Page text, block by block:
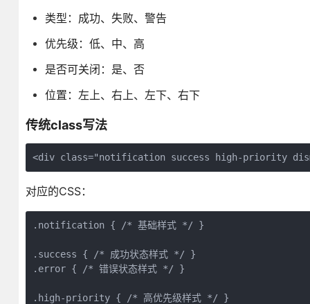
类型：成功、失败、警告
优先级：低、中、高
是否可关闭：是、否
位置：左上、右上、左下、右下
传统class写法
<div class="notification success high-priority
对应的CSS：
.notification { /* 基础样式 */ }
.success { /* 成功状态样式 */ }
.error { /* 错误状态样式 */ }
.high-priority { /* 高优先级样式 */ }